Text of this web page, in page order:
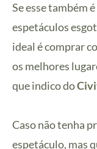
Se esse também
espetáculos
ideal é comprar
os melhores
que indico do
Caso não tenha
espetáculo, mas